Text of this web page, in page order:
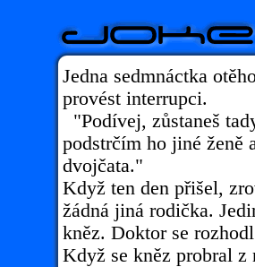
Jedna sedmnáctka
provést interrupci.
"Podívej, zůstaneš
podstrčím ho jiné ženě
dvojčata."
Když ten den přišel,
žádná jiná rodička.
kněz. Doktor se
Když se kněz probral